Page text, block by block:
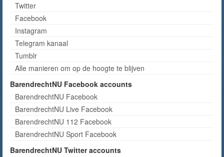
Twitter
Facebook
Instagram
Telegram kanaal
Tumblr
Alle manieren om op de hoogte te blijven
BarendrechtNU Facebook accounts
BarendrechtNU Facebook
BarendrechtNU Live Facebook
BarendrechtNU 112 Facebook
BarendrechtNU Sport Facebook
BarendrechtNU Twitter accounts